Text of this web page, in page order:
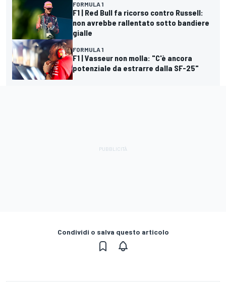
FORMULA 1
F1 | Red Bull fa ricorso contro Russell:
non avrebbe rallentato sotto bandiere
gialle
FORMULA 1
F1 | Vasseur non molla: "C'è ancora
potenziale da estrarre dalla SF-25"
Condividi o salva questo articolo